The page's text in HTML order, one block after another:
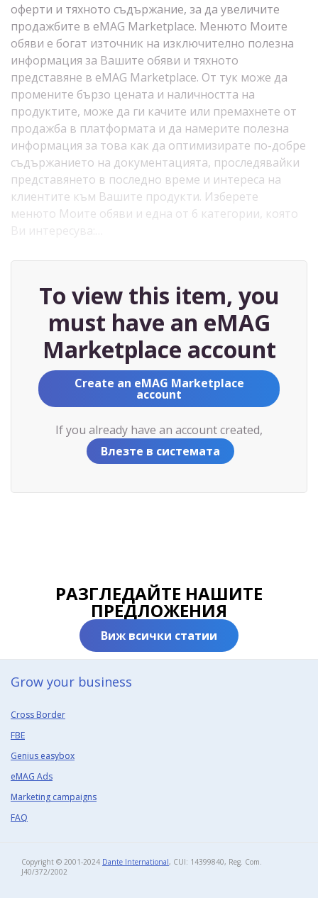
оферти и тяхното съдържание, за да увеличите
продажбите в eMAG Marketplace. Менюто Моите
обяви е богат източник на изключително полезна
информация за Вашите обяви и тяхното
представяне в eMAG Marketplace. От тук може да
промените бързо цената и наличността на
продуктите, може да ги качите или премахнете от
продажба в платформата и да намерите полезна
информация за това как да оптимизирате по-добре
съдържанието на документацията, проследявайки
представянето в последно време и интереса на
клиентите към Вашите продукти. Изберете
менюто Моите обяви и една от 6 категории, която
Ви интересува:…
To view this item, you
must have an eMAG
Marketplace account
Create an eMAG Marketplace
account
If you already have an account created,
Влезте в системата
РАЗГЛЕДАЙТЕ НАШИТЕ
ПРЕДЛОЖЕНИЯ
Виж всички статии
Grow your business​
Cross Border
FBE
Genius easybox
eMAG Ads
Marketing campaigns
FAQ
Copyright © 2001-2024 Dante International, CUI: 14399840, Reg. Com.
J40/372/2002​